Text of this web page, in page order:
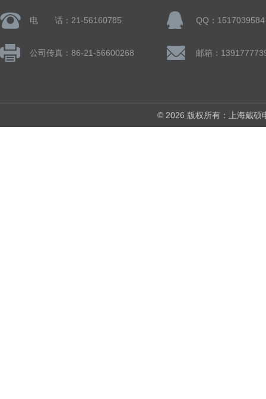
电 话：21-56160785 QQ：1517039584
公司传真：86-21-56600268
© 2026 版权所有：上海戴